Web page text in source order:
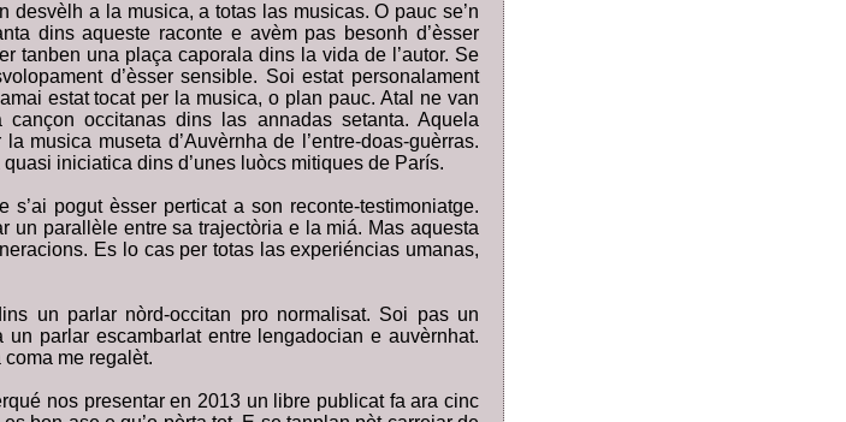
desvèlh a la musica, a totas las musicas. O pauc se’n
dins aqueste raconte e avèm pas besonh d’èsser
tanben una plaça caporala dins la vida de l’autor. Se
d’èsser sensible. Soi estat personalament
estat tocat per la musica, o plan pauc. Atal ne van
occitanas dins las annadas setanta. Aquela
musica museta d’Auvèrnha de l’entre-doas-guèrras.
iniciatica dins d’unes luòcs mitiques de París.
pogut èsser perticat a son reconte-testimoniatge.
un parallèle entre sa trajectòria e la miá. Mas aquesta
Es lo cas per totas las experiéncias umanas,
un parlar nòrd-occitan pro normalisat. Soi pas un
parlar escambarlat entre lengadocian e auvèrnhat.
me regalèt.
nos presentar en 2013 un libre publicat fa ara cinc